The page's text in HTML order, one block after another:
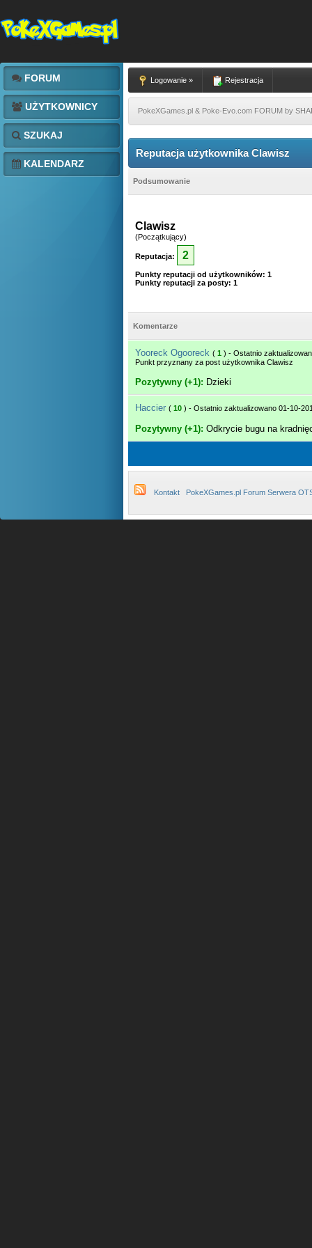
FORUM
UŻYTKOWNICY
SZUKAJ
KALENDARZ
Logowanie » Rejestracja
PokeXGames.pl & Poke-Evo.com FORUM by
Reputacja użytkownika Clawisz
Podsumowanie
Clawisz
(Początkujący)
Reputacja: 2
Punkty reputacji od użytkowników: 1
Punkty reputacji za posty: 1
Komentarze
Yooreck Ogooreck ( 1 ) - Ostatnio
Punkt przyznany za post użytkownika Clawisz
Pozytywny (+1): Dzieki
Haccier ( 10 ) - Ostatnio zaktualizowano 01-10-
Pozytywny (+1): Odkrycie bugu na
Kontakt PokeXGames.pl Forum Serwera